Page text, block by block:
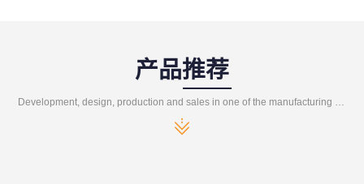
产品推荐
Development, design, production and sales in one of the manufacturing enterprises